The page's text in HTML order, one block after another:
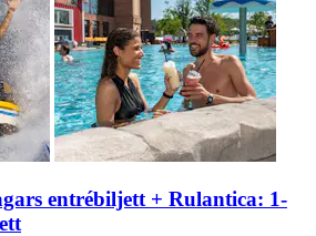
entrébiljett + Rulantica: 1-